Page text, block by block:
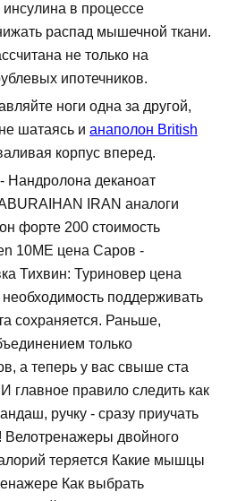
в процессе
распад мышечной ткани.
не только на
ипотечников.
ноги одна за другой,
шатаясь и анаполон British
корпус вперед.
Нандролона деканоат
IRAN аналоги
форте 200 стоимость
10ME цена Саров -
Тихвин: Туриновер цена
поддерживать
сохраняется. Раньше,
только
а теперь у вас свыше ста
главное правило следить как
ручку - сразу приучать
Велотренажеры двойного
теряется Какие мышцы
Как выбрать